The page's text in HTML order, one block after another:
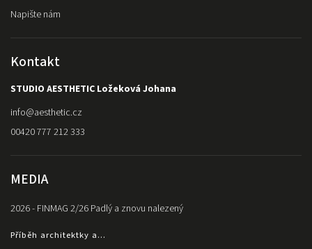
Napište nám
Kontakt
STUDIO AESTHETIC Ložeková Johana
info@aesthetic.cz
00420 777 212 333
MEDIA
2026 - FINMAG 2/26 Padlý a znovu nalezený
Příběh architektky a...